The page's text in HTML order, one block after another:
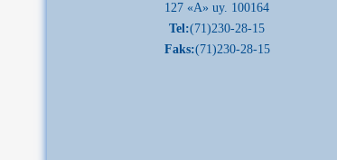
127 «A» uy. 100164
Tel:(71)230-28-15
Faks:(71)230-28-15